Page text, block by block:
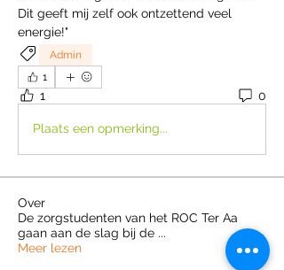
Dit geeft mij zelf ook ontzettend veel
energie!"
Admin
1
1 0
Plaats een opmerking...
Over
De zorgstudenten van het ROC Ter Aa
gaan aan de slag bij de ...
Meer lezen